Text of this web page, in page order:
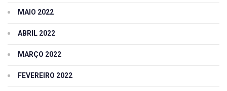
MAIO 2022
ABRIL 2022
MARÇO 2022
FEVEREIRO 2022